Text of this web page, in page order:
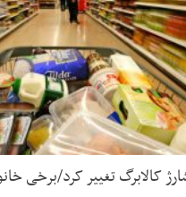
کالابرگ تغییر کرد/برخی